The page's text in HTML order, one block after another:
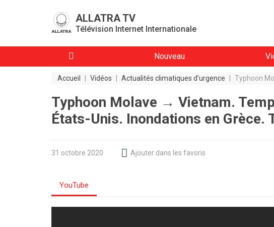
ALLATRA TV
Télévision Internet Internationale
Nouveau
Accueil Vidéos Actualités climatiques d'urgence Typhoon
Typhoon Molave → Vietnam.
États-Unis. Inondations en Grèce.
31 octobre 2020 Ajouter dans les favoris
YouTube